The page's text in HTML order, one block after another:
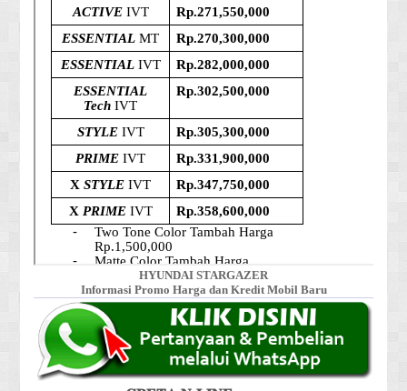
HYUNDAI STARGAZER
Informasi Promo Harga dan Kredit Mobil Baru